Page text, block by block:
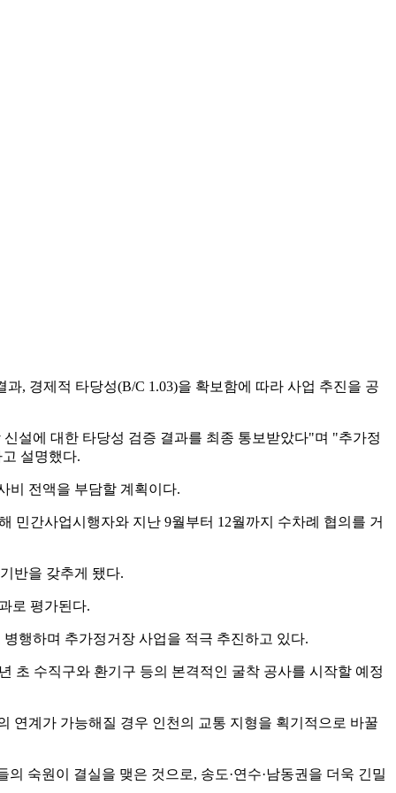
, 경제적 타당성(B/C 1.03)을 확보함에 따라 사업 추진을 공
설에 대한 타당성 검증 결과를 최종 통보받았다"며 "추가정
설명했다.
비 전액을 부담할 계획이다.
민간사업시행자와 지난 9월부터 12월까지 수차례 협의를 거
반을 갖추게 됐다.
로 평가된다.
행하며 추가정거장 사업을 적극 추진하고 있다.
초 수직구와 환기구 등의 본격적인 굴착 공사를 시작할 예정
연계가 가능해질 경우 인천의 교통 지형을 획기적으로 바꿀
숙원이 결실을 맺은 것으로, 송도·연수·남동권을 더욱 긴밀